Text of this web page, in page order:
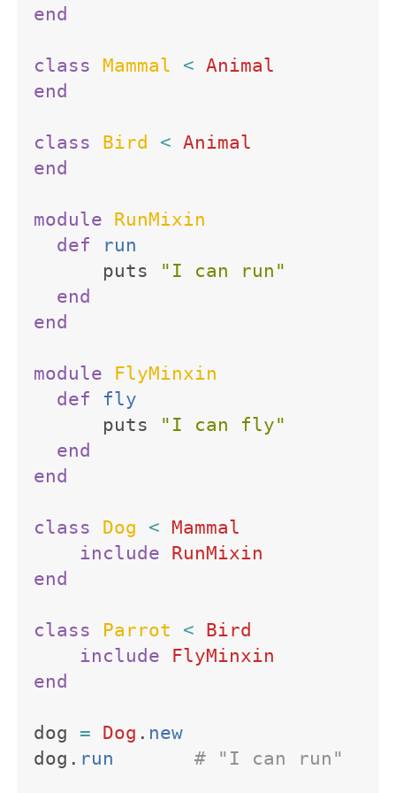
end
class Mammal < Animal
end
class Bird < Animal
end
module
RunMixin
def
run
puts
"I can run"
end
end
module
FlyMinxin
def
fly
puts
"I can fly"
end
end
class Dog < Mammal
include
RunMixin
end
class Parrot <
Bird
include
FlyMinxin
end
dog = Dog . new
dog . run # "I can run"